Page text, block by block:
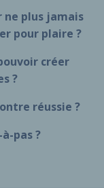
ne plus jamais
pour plaire ?
créer
?
réussie ?
pas ?